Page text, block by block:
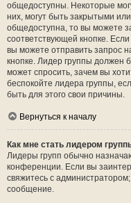
общедоступны. Некоторые
них, могут быть закрытыми
общедоступна, то вы можете
соответствующей кнопке.
вы можете отправить запрос
кнопке. Лидер группы должен
может спросить, зачем вы
беспокойте лидера группы,
быть для этого свои причины.
Вернуться к началу
Как мне стать лидером
Лидеры групп обычно
конференции. Если вы
свяжитесь с
сообщение.